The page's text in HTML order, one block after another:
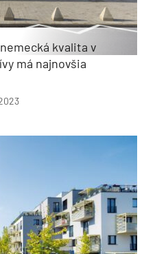
kvalita v
má najnovšia